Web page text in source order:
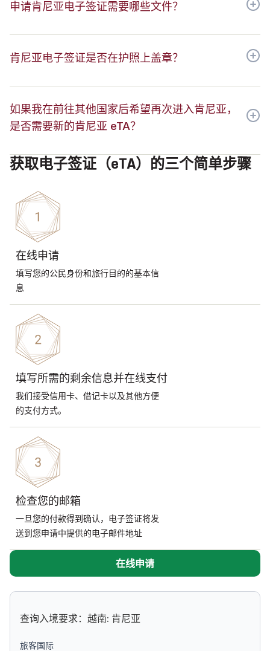
申请肯尼亚电子签证需要哪些文件？
肯尼亚电子签证是否在护照上盖章？
如果我在前往其他国家后希望再次进入肯尼亚，
是否需要新的肯尼亚 eTA？
获取电子签证（eTA）的三个简单步骤
在线申请
填写您的公民身份和旅行目的的基本信
息
填写所需的剩余信息并在线支付
我们接受信用卡、借记卡以及其他方便
的支付方式。
检查您的邮箱
一旦您的付款得到确认，电子签证将发
送到您申请中提供的电子邮件地址
在线申请
查询入境要求：越南: 肯尼亚
旅客国际